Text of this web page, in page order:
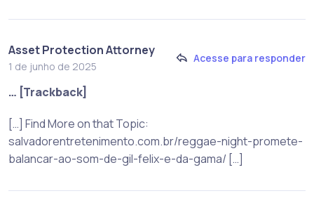
Asset Protection Attorney
1 de junho de 2025
Acesse para responder
… [Trackback]
[…] Find More on that Topic:
salvadorentretenimento.com.br/reggae-night-promete-
balancar-ao-som-de-gil-felix-e-da-gama/ […]